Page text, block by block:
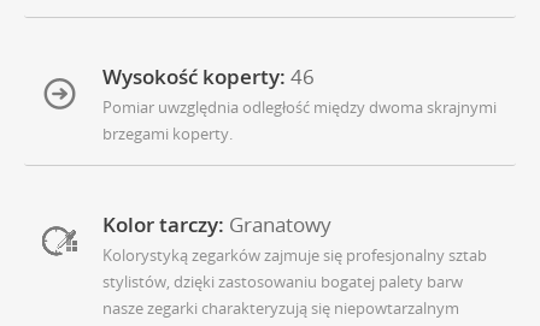
Wysokość koperty: 46
Pomiar uwzględnia odległość między dwoma skrajnymi
brzegami koperty.
Kolor tarczy: Granatowy
Kolorystyką zegarków zajmuje się profesjonalny sztab
stylistów, dzięki zastosowaniu bogatej palety barw
nasze zegarki charakteryzują się niepowtarzalnym